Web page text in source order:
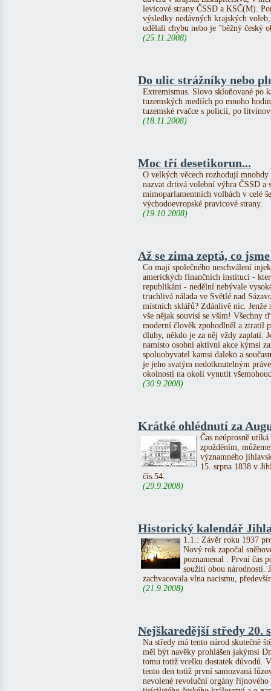
levicové strany ČSSD a KSČ(M).
výsledky nedávných krajských
udělali chybu nebo je "běžný český
(25.11.2008)
Do ulic strážníky nebo
Extremismus. Slovo skloňované po
tuzemských mediích po mnoho
tuzemské rvačce s policií, po
(18.11.2008)
Moc tří desetikorun...
O velkých věcech rozhodují mnohdy
nazvat drtivá volební výhra ČSSD a
mimoparlamentních volbách v celé
východoevropské pravicové strany.
(19.10.2008)
Až se zima zeptá, co
Co mají společného neschválení
amerických finančních institucí -
republikáni - nedělní nebývale
truchlivá nálada ve Světlé nad
místních sklářů? Zdánlivě nic. Jenže
vše nějak souvisí se vším! Všechny
moderní člověk zpohodlněl a ztratil
dluhy, někdo je za něj vždy zaplatí.
namísto osobní aktivní akce kýmsi
spoluobyvatel kamsi daleko a
je jeho svatým nedotknutelným
okolností na okolí vynutit
(30.9.2008)
Krátké ohlédnutí za
Čas neúprosně
zpožděním,
významného
15. srpna 1838 v
čís.54.
(29.9.2008)
Historický kalendář
1.1.: Závěr roku 1937
Nový rok započal
poznamenal : První čas
soužití obou národností.
zachvacovala vlna nacismu,
(21.9.2008)
Nejškaredější středy 20.
Na středy má tento národ skutečně
měl být navěky prohlášen jakýmsi
tomu totiž vcelku dostatek důvodů.
tento den totiž první samozvaná
nevolené revoluční orgány